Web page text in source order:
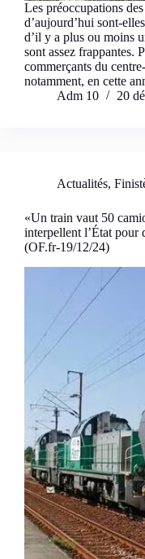
Les préoccupations
d’aujourd’hui sont-
d’il y a plus ou moins
sont assez
commerçants du
notamment, en cette
Adm 10
20
Actualités,
«Un train vaut 50
interpellent l’État pour
(OF.fr-19/12/24)